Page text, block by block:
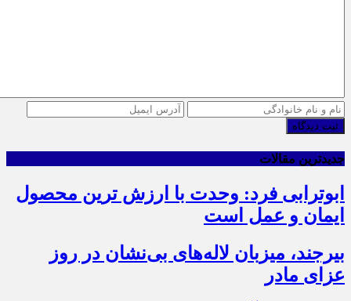
ثبت دیدگاه
جدیدترین مقالات
ابوترابی فرد: وحدت با ارزش ترین محصول
ایمان و عمل است
بیرجند، میزبان لاله‌های بی‌نشان در روز
عزای مادر